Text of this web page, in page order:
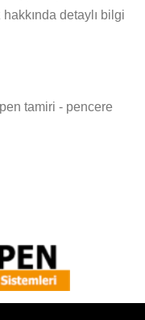
detaylı bilgi
tamiri - pencere